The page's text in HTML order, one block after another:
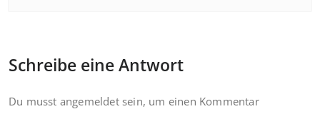
Schreibe eine Antwort
Du musst angemeldetsein, um einen Kommentar